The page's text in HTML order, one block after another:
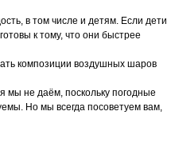
в том числе и детям. Если дети
к тому, что они быстрее
композиции воздушных шаров
мы не даём, поскольку погодные
Но мы всегда посоветуем вам,